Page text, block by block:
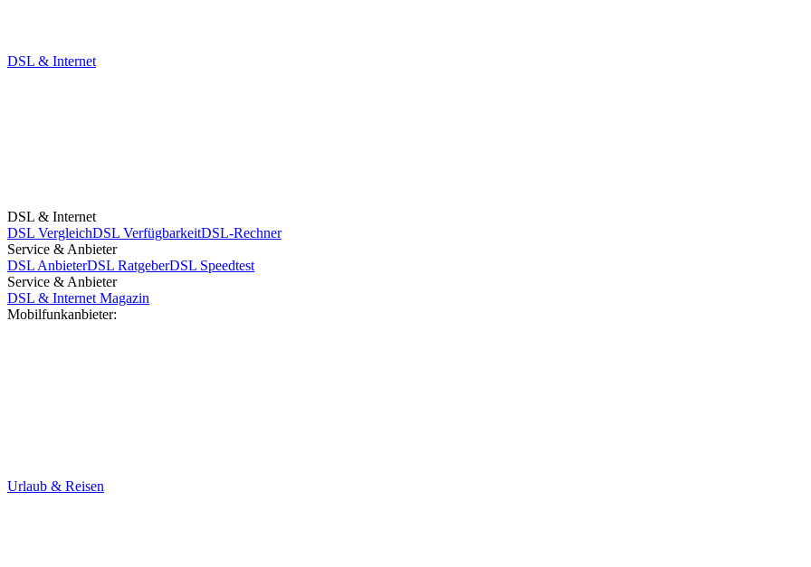
DSL & Internet
DSL & Internet
DSL VergleichDSL VerfügbarkeitDSL-Rechner
Service & Anbieter
DSL AnbieterDSL RatgeberDSL Speedtest
Service & Anbieter
DSL & Internet Magazin
Mobilfunkanbieter:
Urlaub & Reisen